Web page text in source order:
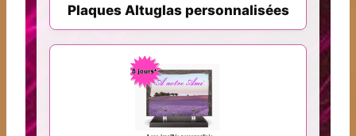
Plaques Altuglas personnalisées